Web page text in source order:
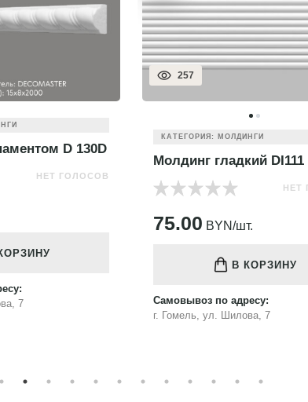
D 130D
НЕТ ГОЛОСОВ
7
257
КАТЕГОРИЯ: МОЛДИНГИ
Молдинг гладкий DI111
НЕТ
75.00 BYN/шт.
В КОРЗИНУ
Самовывоз по адресу:
г. Гомель, ул. Шилова, 7